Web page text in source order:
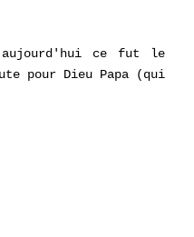
aujourd'hui ce fut le
pour Dieu Papa (qui